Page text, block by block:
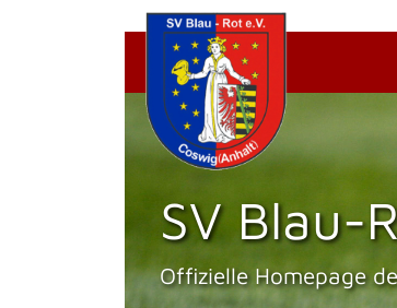
SV Blau-
Offizielle Homepage